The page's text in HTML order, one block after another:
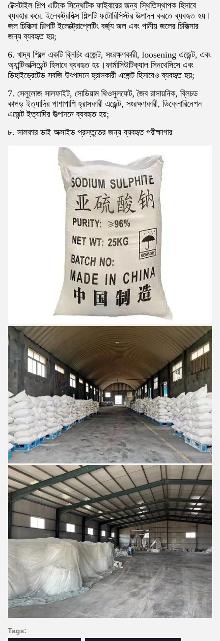
টেক্সটাইল শিল্প এটিকে সিন্থেটিক ফাইবারের জন্য স্থিতিস্থাপক হিসাবে
ব্যবহার করে. ইলেকট্রনিক্স শিল্পটি ফটোরিসিস্টর উত্পাদন করতে ব্যবহৃত হয়।
জল চিকিত্সা শিল্পটি ইলেক্ট্রোপ্লেটিং বর্জ্য জল এবং পানীয় জলের চিকিত্সার
জন্য ব্যবহৃত হয়;
6. খাদ্য শিল্পে একটি ব্লিচিং এজেন্ট, সংরক্ষণকারী, loosening এজেন্ট, এবং
অ্যান্টিঅক্সিডেন্ট হিসাবে ব্যবহৃত হয়।ফার্মাসিউটিক্যাল সিনথেসিসে এবং
ডিহাইড্রেটেড সবজি উৎপাদনে হ্রাসকারী এজেন্ট হিসাবেও ব্যবহৃত হয়;
7. সেলুলোজ সালফাইট, সোডিয়াম থিওসুলফেট, জৈব রাসায়নিক, ব্লিচড
কাপড় ইত্যাদির পাশাপাশি হ্রাসকারী এজেন্ট, সংরক্ষণকারী, ডিক্লোরিনেশন
এজেন্ট ইত্যাদির উত্পাদনে ব্যবহৃত হয়;
৮. সালফার ডাই অক্সাইড প্রস্তুতের জন্য ব্যবহৃত পরীক্ষাগার
Tags: